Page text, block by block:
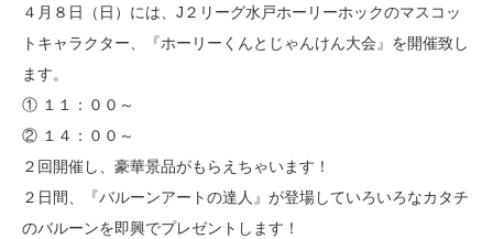
４月８日（日）には、J２リーグ水戸ホーリーホックのマスコッ
トキャラクター、『ホーリーくんとじゃんけん大会』を開催致し
ます。
① １１：００～
② １４：００～
２回開催し、豪華景品がもらえちゃいます！
２日間、『バルーンアートの達人』が登場していろいろなカタチ
のバルーンを即興でプレゼントします！